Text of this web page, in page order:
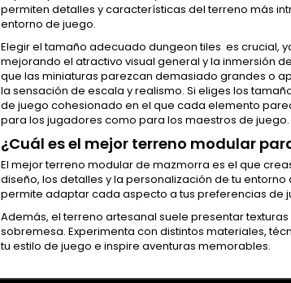
permiten detalles y características del terreno más
entorno de juego.
Elegir el tamaño adecuado dungeon tiles es crucial,
mejorando el atractivo visual general y la inmersión
que las miniaturas parezcan demasiado grandes o
la sensación de escala y realismo. Si eliges los
de juego cohesionado en el que cada elemento
para los jugadores como para los maestros de juego.
¿Cuál es el mejor terreno modular
El mejor terreno modular de mazmorra es el que
diseño, los detalles y la personalización de tu
permite adaptar cada aspecto a tus preferencias de
Además, el terreno artesanal suele presentar
sobremesa. Experimenta con distintos materiales,
tu estilo de juego e inspire aventuras memorables.